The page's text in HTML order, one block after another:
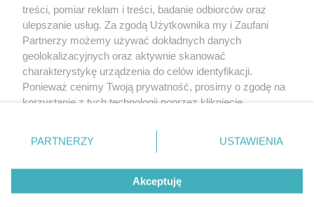
O nas
treści, pomiar reklam i treści, badanie odbiorców oraz
ulepszanie usług. Za zgodą Użytkownika my i Zaufani
Partnerzy możemy używać dokładnych danych
geolokalizacyjnych oraz aktywnie skanować
charakterystykę urządzenia do celów identyfikacji.
Ponieważ cenimy Twoją prywatność, prosimy o zgodę na
korzystanie z tych technologii poprzez kliknięcie
zmienić/wycofać klikając przycisk ustawień prywatności
znajdujący się w lewym dolnym rogu strony
rodzaje przetwarzania danych nie wymagają zgody
użytkownika, ale masz prawo sprzeciwić się takiemu
przetwarzaniu. Preferencje będą miały zastosowanie tylko
PARTNERZY USTAWIENIA
Akceptuję